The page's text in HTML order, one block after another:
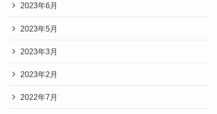
2023年6月
2023年5月
2023年3月
2023年2月
2022年7月